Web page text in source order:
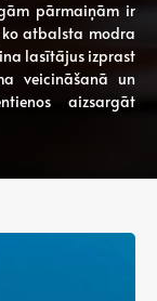
pārmaiņām ir
ko atbalsta modra
lasītājus izprast
veicināšanā un
aizsargāt